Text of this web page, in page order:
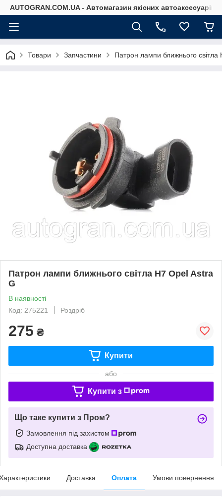
AUTOGRAN.COM.UA - Автомагазин якісних автоаксесуарів
Товари Запчастини Патрон лампи ближнього світла
Патрон лампи ближнього світла H7 Opel Astra
G
В наявності
Код: 275221
Роздріб
275 ₴
Купити
або
Купити з
Що таке купити з Пром?
Замовлення під захистом
Доступна доставка
Доставка Оплата Умови повернення